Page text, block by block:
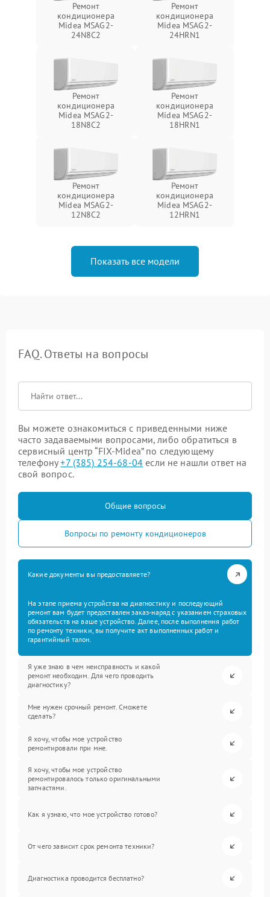
Ремонт
кондиционера
Midea MSAG2-
24N8C2
Ремонт
кондиционера
Midea MSAG2-
24HRN1
Ремонт
кондиционера
Midea MSAG2-
18N8C2
Ремонт
кондиционера
Midea MSAG2-
18HRN1
Ремонт
кондиционера
Midea MSAG2-
12N8C2
Ремонт
кондиционера
Midea MSAG2-
12HRN1
Показать все модели
FAQ. Ответы на вопросы
Вы можете ознакомиться с приведенными ниже
часто задаваемыми вопросами, либо обратиться в
сервисный центр “FIX-Midea” по следующему
телефону+7 (385) 254-68-04 если не нашли ответ на
свой вопрос.
Общие вопросы
Вопросы по ремонту кондиционеров
Какие документы вы предоставляете?
На этапе приема устройства на диагностику и последующий
ремонт вам будет предоставлен заказ-наряд с указанием страховых
обязательств на ваше устройство. Далее, после выполнения работ
по ремонту техники, вы получите акт выполненных работ и
гарантийный талон.
Я уже знаю в чем неисправность и какой
ремонт необходим. Для чего проводить
диагностику?
Мне нужен срочный ремонт. Сможете
сделать?
Я хочу, чтобы мое устройство
ремонтировали при мне.
Я хочу, чтобы мое устройство
ремонтировалось только оригинальными
запчастями.
Как я узнаю, что мое устройство готово?
От чего зависит срок ремонта техники?
Диагностика проводится бесплатно?